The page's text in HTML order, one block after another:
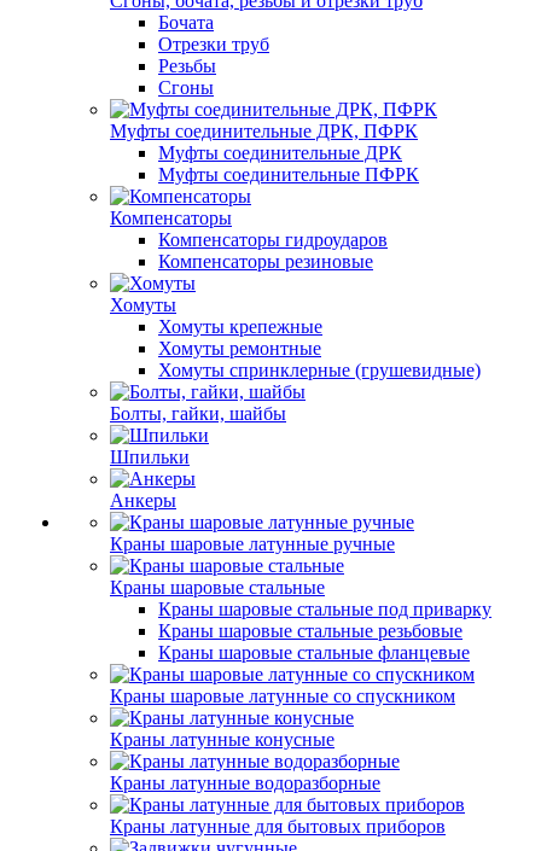
Бочата
Отрезки труб
Резьбы
Сгоны
Муфты соединительные ДРК, ПФРК
Муфты соединительные ДРК
Муфты соединительные ПФРК
Компенсаторы
Компенсаторы гидроударов
Компенсаторы резиновые
Хомуты
Хомуты крепежные
Хомуты ремонтные
Хомуты спринклерные (грушевидные)
Болты, гайки, шайбы
Шпильки
Анкеры
Краны шаровые латунные ручные
Краны шаровые стальные
Краны шаровые стальные под приварку
Краны шаровые стальные резьбовые
Краны шаровые стальные фланцевые
Краны шаровые латунные со спускником
Краны латунные конусные
Краны латунные водоразборные
Краны латунные для бытовых приборов